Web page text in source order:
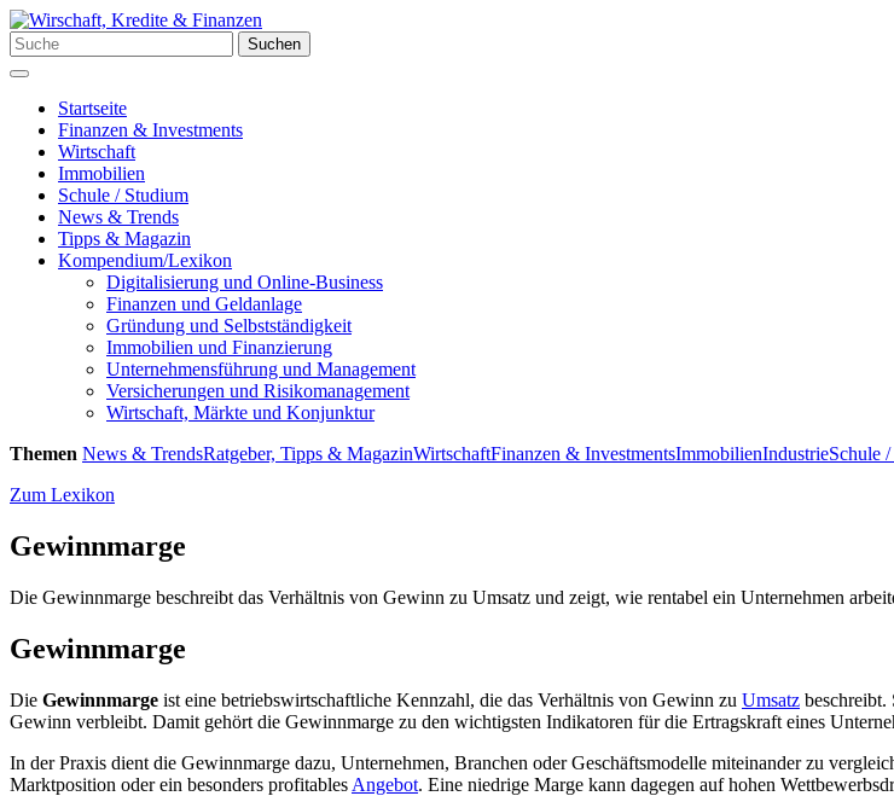
Zum
Inhalt
springen
Suchen
nach:
Suchen
Menü
Startseite
Finanzen & Investments
Wirtschaft
Immobilien
Schule / Studium
News & Trends
Tipps & Magazin
Kompendium/Lexikon
Digitalisierung und Online-Business
Finanzen und Geldanlage
Gründung und Selbstständigkeit
Immobilien und Finanzierung
Unternehmensführung und Management
Versicherungen und Risikomanagement
Wirtschaft, Märkte und Konjunktur
Themen News & TrendsRatgeber, Tipps & MagazinWirtschaftFinanzen & InvestmentsImmobilienIndustrieSchule
Zum Lexikon
Gewinnmarge
Die Gewinnmarge beschreibt das Verhältnis von Gewinn zu Umsatz und zeigt, wie rentabel ein Unternehmen
Gewinnmarge
Die Gewinnmarge ist eine betriebswirtschaftliche Kennzahl, die das Verhältnis von Gewinn zu Umsatz beschreibt.
Gewinn verbleibt. Damit gehört die Gewinnmarge zu den wichtigsten Indikatoren für die Ertragskraft eines
In der Praxis dient die Gewinnmarge dazu, Unternehmen, Branchen oder Geschäftsmodelle miteinander zu
Marktposition oder ein besonders profitables Angebot. Eine niedrige Marge kann dagegen auf hohen